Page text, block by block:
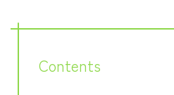
Contents